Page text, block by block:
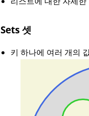
Sets 셋
키 하나에 여러 개의